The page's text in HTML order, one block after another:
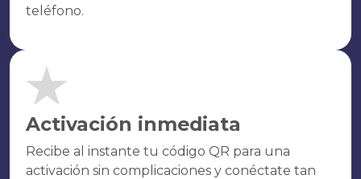
teléfono.
Activación inmediata
Recibe al instante tu código QR para una
activación sin complicaciones y conéctate tan